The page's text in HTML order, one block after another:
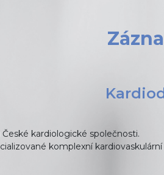
kardiologické společnosti.
komplexní kardiovaskulární